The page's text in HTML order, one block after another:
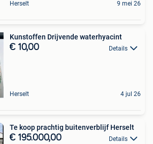
Herselt 9 mei 26
Kunstoffen Drijvende waterhyacint
€ 10,00 Details
Herselt 4 jul 26
Te koop prachtig buitenverblijf Herselt
€ 195.000,00 Details